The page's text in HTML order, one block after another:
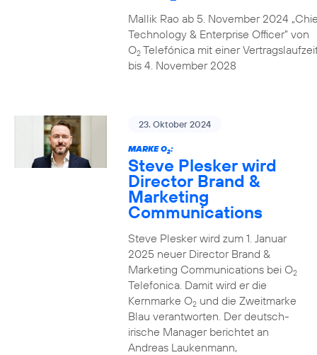
Mallik Rao ab 5. November 2024
Technology & Enterprise Officer” von
O2Telefónica mit einer
bis 4. November 2028
23. Oktober 2024
MARKE O2:
Steve Plesker wird
Director Brand &
Marketing
Communications
Steve Plesker wird zum 1. Januar
2025 neuer Director Brand &
Marketing Communications bei O2
Telefonica. Damit wird er die
Kernmarke O2und die Zweitmarke
Blau verantworten. Der deutsch-
irische Manager berichtet an
Andreas Laukenmann,